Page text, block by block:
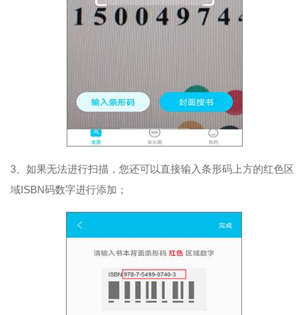
3、如果无法进行扫描，您还可以直接输入条形码上方的红色区
域ISBN码数字进行添加；